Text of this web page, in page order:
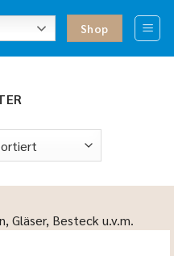
Shop
Gläser, Besteck u.v.m.